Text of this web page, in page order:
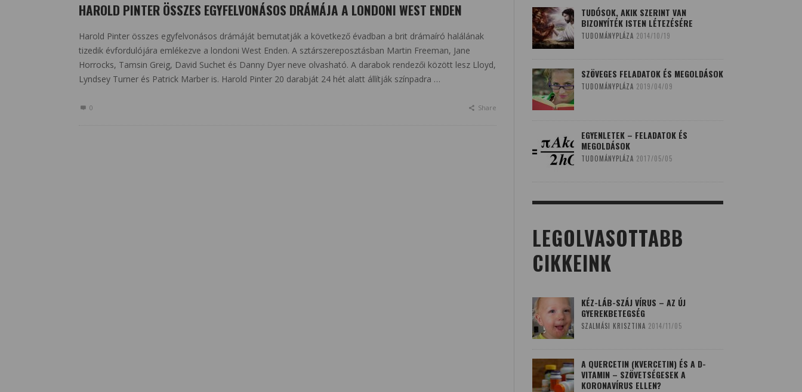
HAROLD PINTER ÖSSZES EGYFELVONÁSOS DRÁMÁJA A LONDONI WEST ENDEN
Harold Pinter összes egyfelvonásos drámáját bemutatják a következő évadban a brit drámaíró halálának
tizedik évfordulójára emlékezve a londoni West Enden. A sztárszereposztásban Martin Freeman, Jane
Horrocks, Tamsin Greig, David Suchet és Danny Dyer neve olvasható. A darabok rendezői között lesz Lloyd,
Lyndsey Turner és Patrick Marber is. Harold Pinter 20 darabját 24 hét alatt állítják színpadra …
0 Share
TUDÓSOK, AKIK SZERINT VAN
BIZONYÍTÉK ISTEN LÉTEZÉSÉRE
TUDOMÁNYPLÁZA 2014/10/19
SZÖVEGES FELADATOK ÉS MEGOLDÁSOK
TUDOMÁNYPLÁZA 2019/04/09
EGYENLETEK – FELADATOK ÉS
MEGOLDÁSOK
TUDOMÁNYPLÁZA 2017/05/05
LEGOLVASOTTABB
CIKKEINK
KÉZ-LÁB-SZÁJ VÍRUS – AZ ÚJ
GYEREKBETEGSÉG
SZALMÁSI KRISZTINA 2014/11/05
A QUERCETIN (KVERCETIN) ÉS A D-
VITAMIN – SZÖVETSÉGESEK A
KORONAVÍRUS ELLEN?